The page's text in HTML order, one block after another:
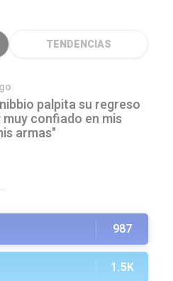
TENDENCIAS
palpita su regreso
muy confiado en mis
armas"
987
1.5K